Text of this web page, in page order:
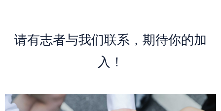
请有志者与我们联系，期待你的加
入！